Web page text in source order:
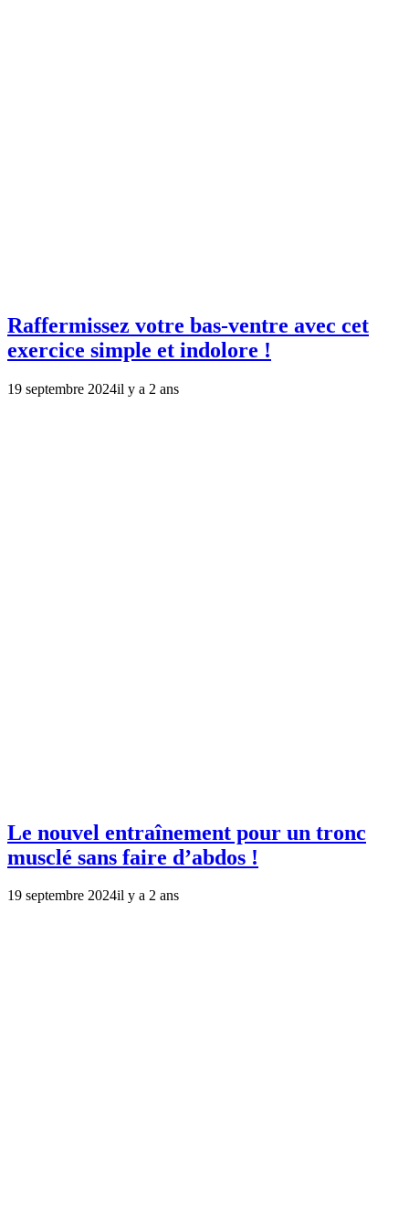
Raffermissez votre bas-ventre avec cet
exercice simple et indolore !
19 septembre 2024il y a 2 ans
Le nouvel entraînement pour un tronc
musclé sans faire d’abdos !
19 septembre 2024il y a 2 ans